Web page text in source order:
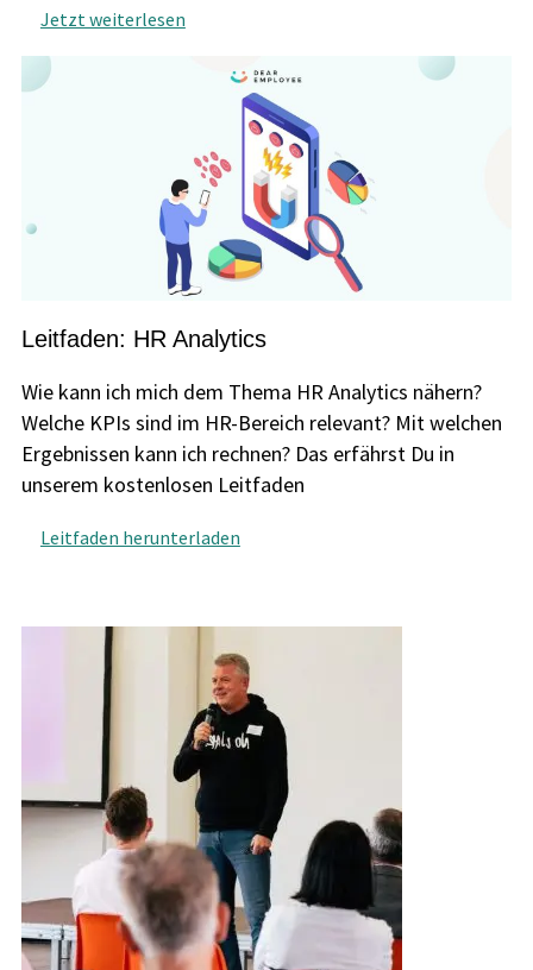
Jetzt weiterlesen
Leitfaden: HR Analytics ​
Wie kann ich mich dem Thema HR Analytics nähern?
Welche KPIs sind im HR-Bereich relevant? Mit welchen
Ergebnissen kann ich rechnen? Das erfährst Du in
unserem kostenlosen Leitfaden
Leitfaden herunterladen